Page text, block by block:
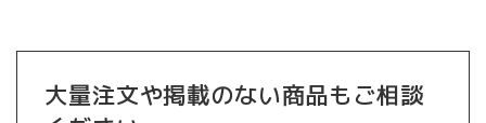
大量注文や掲載のない商品もご相談